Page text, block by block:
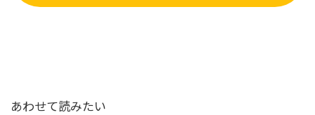
あわせて読みたい